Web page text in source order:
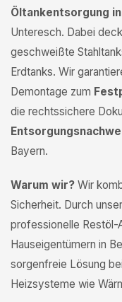
Öltankentsorgung
Unteresch. Dabei
geschweißte
Erdtanks. Wir
Demontage zum
die rechtssichere
Bayern.
Warum wir? Wir
Sicherheit. Durch
professionelle Restöl-
Hauseigentümern in
sorgenfreie Lösung
Heizsysteme wie